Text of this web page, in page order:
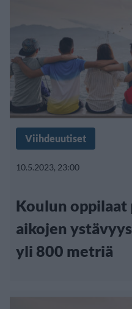
Viihdeuutiset
10.5.2023, 23:00
Koulun
aikojen
yli 800 metriä